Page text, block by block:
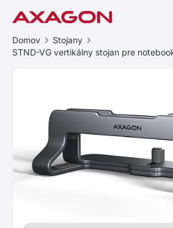
Domov
Stojany
STND-VG vertikálny stojan pre